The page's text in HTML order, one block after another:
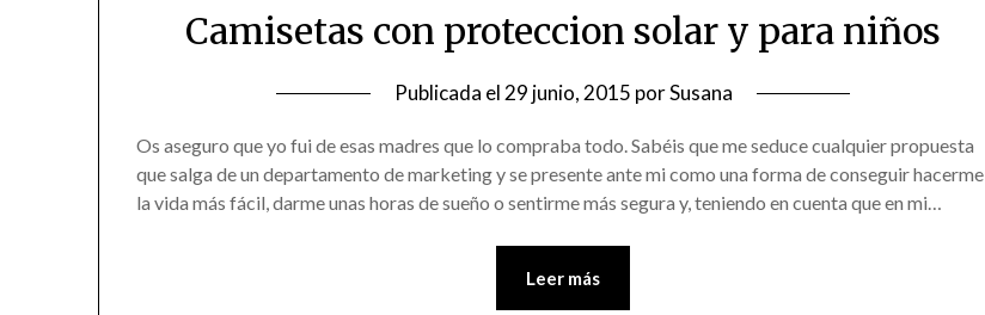
Camisetas con proteccion solar y para niños
Publicada el 29 junio, 2015 porSusana
Os aseguro que yo fui de esas madres que lo compraba todo. Sabéis que me seduce cualquier propuesta
que salga de un departamento de marketing y se presente ante mi como una forma de conseguir hacerme
la vida más fácil, darme unas horas de sueño o sentirme más segura y, teniendo en cuenta que en mi…
Leer más